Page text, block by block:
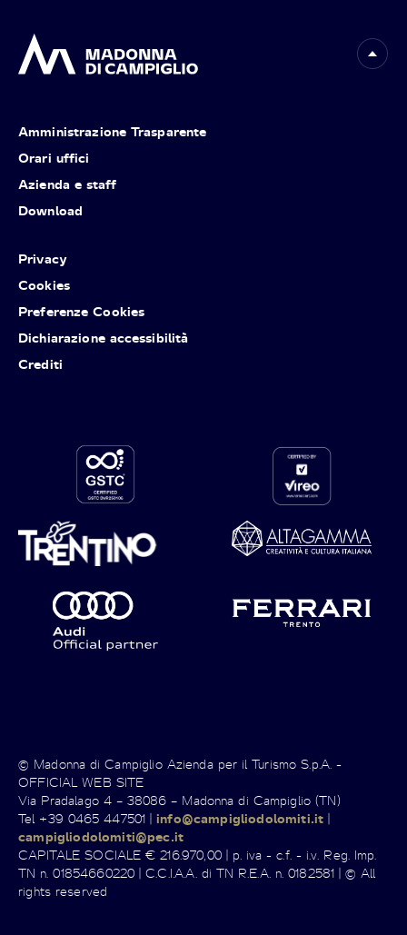
Amministrazione Trasparente
Orari uffici
Azienda e staff
Download
Privacy
Cookies
Preferenze Cookies
Dichiarazione accessibilità
Crediti
© Madonna di Campiglio Azienda per il Turismo S.p.A. -
OFFICIAL WEB SITE
Via Pradalago 4 – 38086 – Madonna di Campiglio (TN)
Tel +39 0465 447501 |info@campigliodolomiti.it |
campigliodolomiti@pec.it
CAPITALE SOCIALE € 216.970,00 | p. iva - c.f. - i.v. Reg. Imp.
TN n. 01854660220 | C.C.I.A.A. di TN R.E.A. n. 0182581 | © All
rights reserved